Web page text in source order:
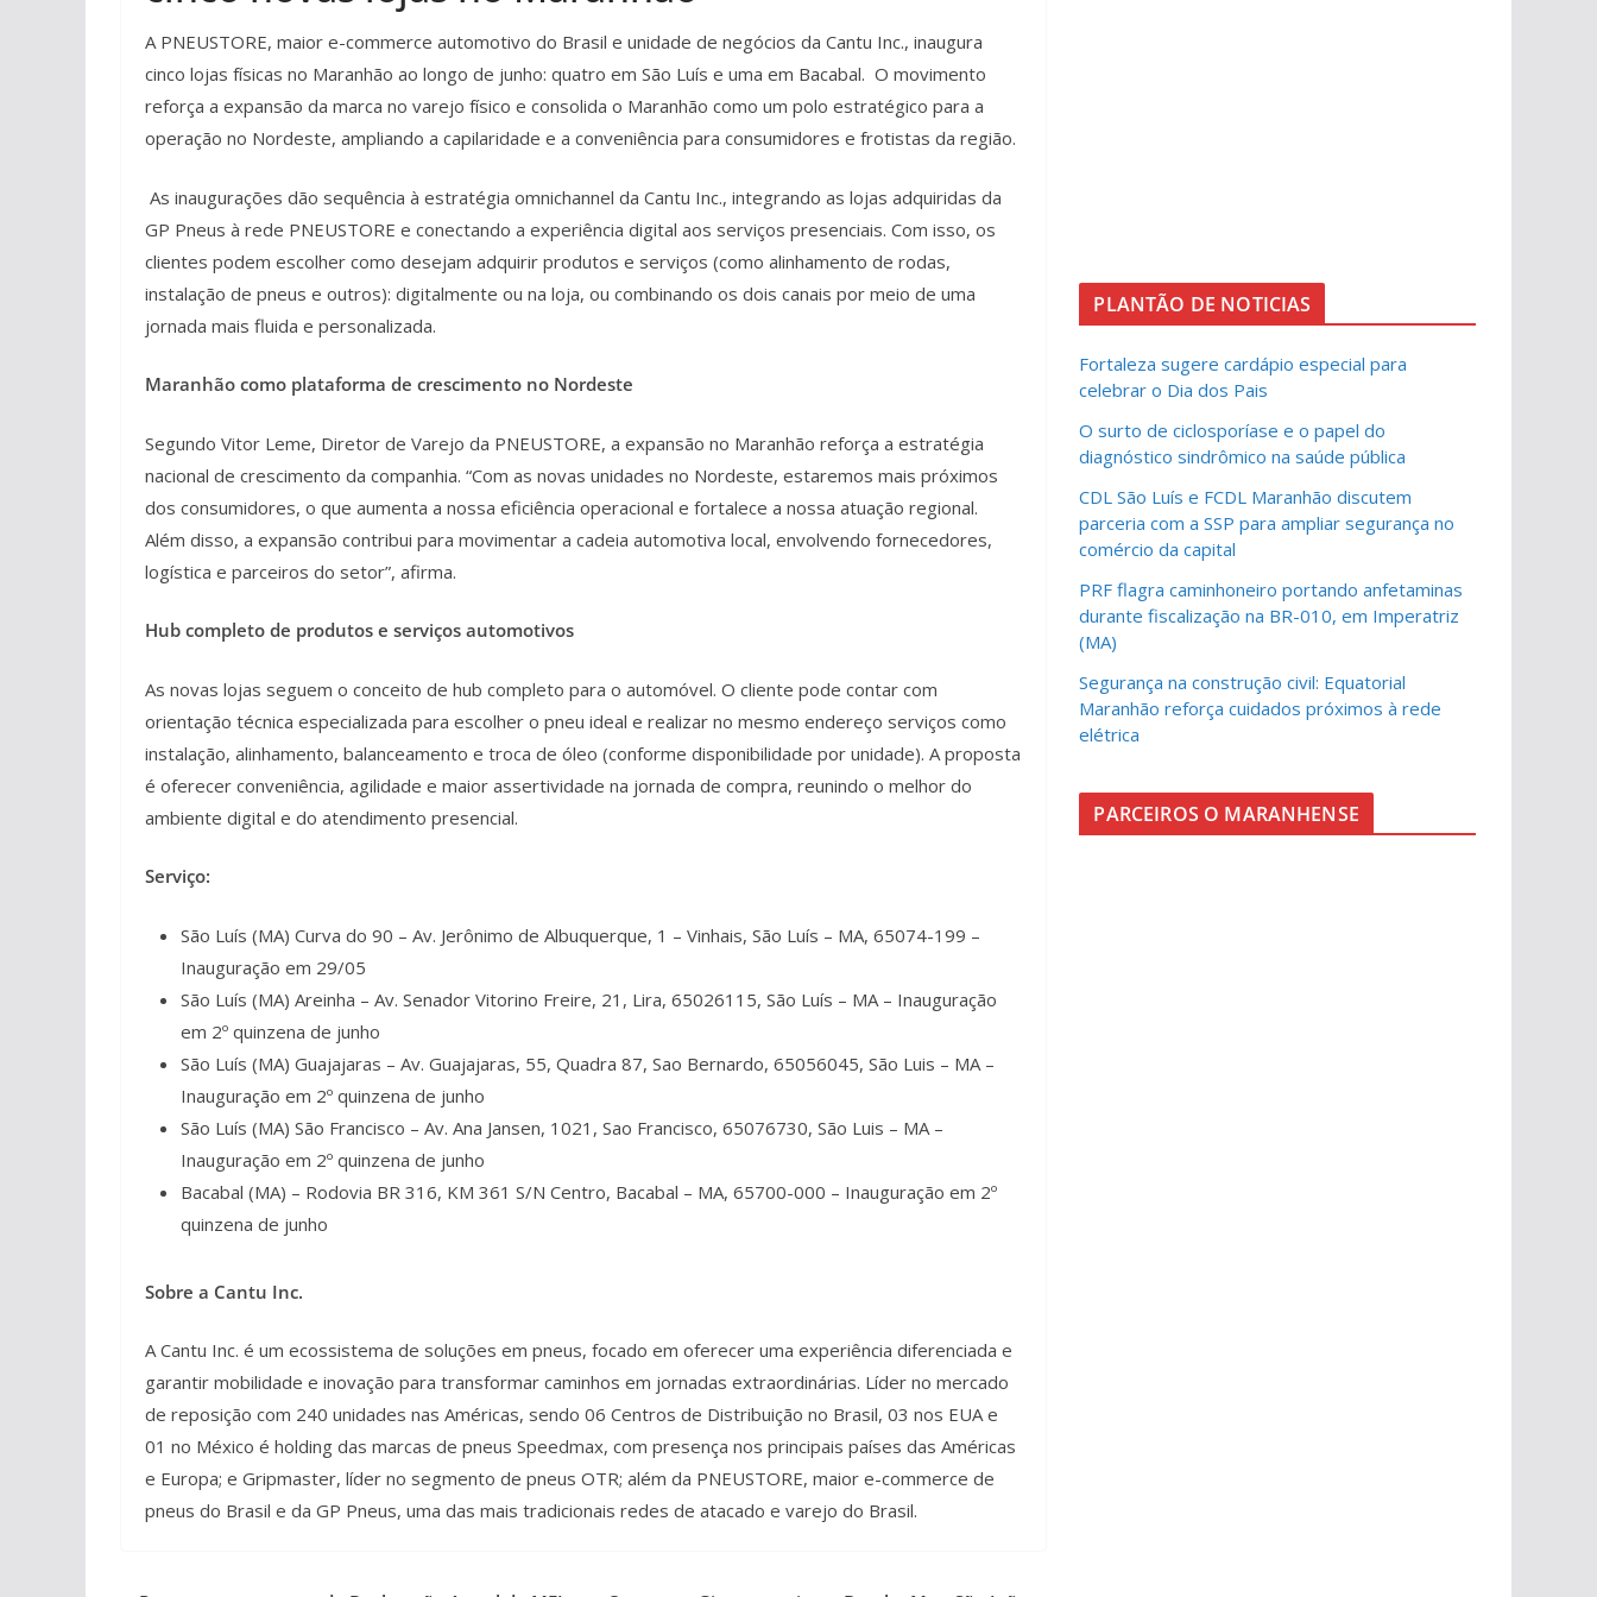
A PNEUSTORE, maior e-commerce automotivo do Brasil e unidade de negócios da Cantu Inc., inaugura
cinco lojas físicas no Maranhão ao longo de junho: quatro em São Luís e uma em Bacabal. O movimento
reforça a expansão da marca no varejo físico e consolida o Maranhão como um polo estratégico para a
operação no Nordeste, ampliando a capilaridade e a conveniência para consumidores e frotistas da região.
As inaugurações dão sequência à estratégia omnichannel da Cantu Inc., integrando as lojas adquiridas da
GP Pneus à rede PNEUSTORE e conectando a experiência digital aos serviços presenciais. Com isso, os
clientes podem escolher como desejam adquirir produtos e serviços (como alinhamento de rodas,
instalação de pneus e outros): digitalmente ou na loja, ou combinando os dois canais por meio de uma
jornada mais fluida e personalizada.
Maranhão como plataforma de crescimento no Nordeste
Segundo Vitor Leme, Diretor de Varejo da PNEUSTORE, a expansão no Maranhão reforça a estratégia
nacional de crescimento da companhia. “Com as novas unidades no Nordeste, estaremos mais próximos
dos consumidores, o que aumenta a nossa eficiência operacional e fortalece a nossa atuação regional.
Além disso, a expansão contribui para movimentar a cadeia automotiva local, envolvendo fornecedores,
logística e parceiros do setor”, afirma.
Hub completo de produtos e serviços automotivos
As novas lojas seguem o conceito de hub completo para o automóvel. O cliente pode contar com
orientação técnica especializada para escolher o pneu ideal e realizar no mesmo endereço serviços como
instalação, alinhamento, balanceamento e troca de óleo (conforme disponibilidade por unidade). A proposta
é oferecer conveniência, agilidade e maior assertividade na jornada de compra, reunindo o melhor do
ambiente digital e do atendimento presencial.
Serviço:
São Luís (MA) Curva do 90 – Av. Jerônimo de Albuquerque, 1 – Vinhais, São Luís – MA, 65074-199 –
Inauguração em 29/05
São Luís (MA) Areinha – Av. Senador Vitorino Freire, 21, Lira, 65026115, São Luís – MA – Inauguração
em 2º quinzena de junho
São Luís (MA) Guajajaras – Av. Guajajaras, 55, Quadra 87, Sao Bernardo, 65056045, São Luis – MA –
Inauguração em 2º quinzena de junho
São Luís (MA) São Francisco – Av. Ana Jansen, 1021, Sao Francisco, 65076730, São Luis – MA –
Inauguração em 2º quinzena de junho
Bacabal (MA) – Rodovia BR 316, KM 361 S/N Centro, Bacabal – MA, 65700-000 – Inauguração em 2º
quinzena de junho
Sobre a Cantu Inc.
A Cantu Inc. é um ecossistema de soluções em pneus, focado em oferecer uma experiência diferenciada e
garantir mobilidade e inovação para transformar caminhos em jornadas extraordinárias. Líder no mercado
de reposição com 240 unidades nas Américas, sendo 06 Centros de Distribuição no Brasil, 03 nos EUA e
01 no México é holding das marcas de pneus Speedmax, com presença nos principais países das Américas
e Europa; e Gripmaster, líder no segmento de pneus OTR; além da PNEUSTORE, maior e-commerce de
pneus do Brasil e da GP Pneus, uma das mais tradicionais redes de atacado e varejo do Brasil.
PLANTÃO DE NOTICIAS
Fortaleza sugere cardápio especial para
celebrar o Dia dos Pais
O surto de ciclosporíase e o papel do
diagnóstico sindrômico na saúde pública
CDL São Luís e FCDL Maranhão discutem
parceria com a SSP para ampliar segurança no
comércio da capital
PRF flagra caminhoneiro portando anfetaminas
durante fiscalização na BR-010, em Imperatriz
(MA)
Segurança na construção civil: Equatorial
Maranhão reforça cuidados próximos à rede
elétrica
PARCEIROS O MARANHENSE